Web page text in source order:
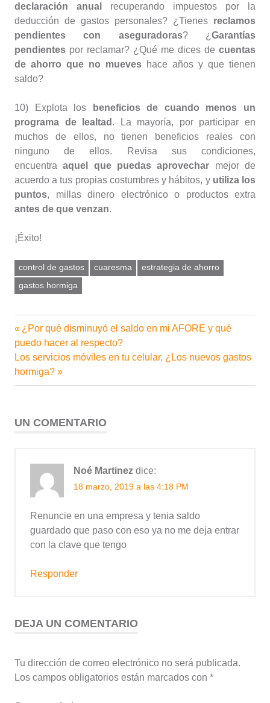
declaración anual
recuperando impuestos por la
deducción de gastos personales? ¿Tienes reclamos
pendientes con aseguradoras? ¿Garantías
pendientes por reclamar? ¿Qué me dices de cuentas
de ahorro que no mueves hace años y que tienen
saldo?
10) Explota los
beneficios de cuando menos un
programa de lealtad . La mayoría, por participar en
muchos de ellos, no tienen beneficios reales con
ninguno de ellos. Revisa sus condiciones,
encuentraaquel que puedas aprovechar mejor de
acuerdo a tus propias costumbres y hábitos, y utiliza los
puntos, millas dinero electrónico o productos extra
antes de que venzan.
¡Éxito!
control de gastos cuaresma
estrategia de ahorro
gastos hormiga
Navegación
de
entradas
Entrada
anterior:
¿Por qué disminuyó el saldo en mi AFORE y qué
puedo hacer al respecto?
Siguiente
entrada:
Los servicios móviles en tu celular, ¿Los nuevos gastos
hormiga?
UN COMENTARIO
Noé Martinez dice:
18 marzo, 2019 a las 4:18 PM
Renuncie en una empresa y tenia saldo
guardado que paso con eso ya no me deja entrar
con la clave que tengo
Responder
DEJA UN COMENTARIO
Tu dirección de correo electrónico no será publicada.
Los campos obligatorios están marcados con *